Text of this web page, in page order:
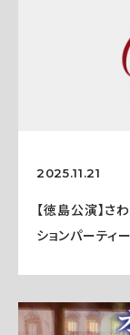
2025.11.21
【徳島公演】さ
ションパーティ